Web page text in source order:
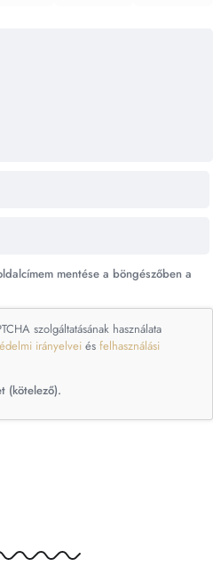
mentése a böngészőben a
szolgáltatásának használata
irányelvei és felhasználási
(kötelező).